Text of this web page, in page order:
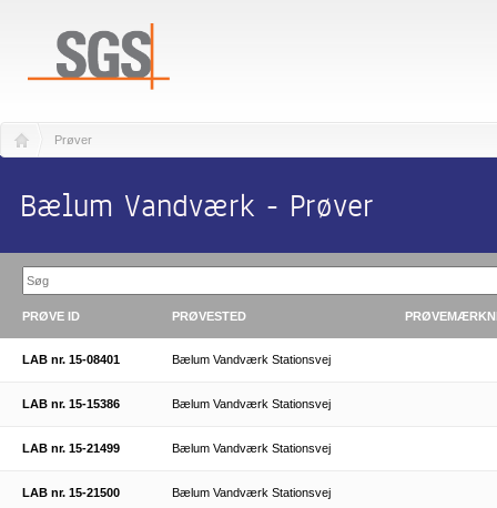
Prøver
Bælum Vandværk - Prøver
PRØVE ID PRØVESTED
LAB nr. 15-08401 Bælum Vandværk Stationsvej
LAB nr. 15-15386 Bælum Vandværk Stationsvej
LAB nr. 15-21499 Bælum Vandværk Stationsvej
LAB nr. 15-21500 Bælum Vandværk Stationsvej